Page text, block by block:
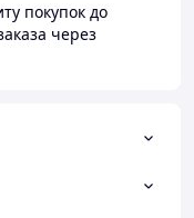
покупок до
через